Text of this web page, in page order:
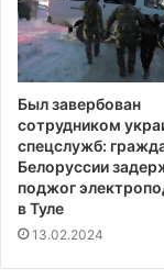
Был завербован
сотрудником
спецслужб:
Белоруссии
поджог
в Туле
13.02.2024